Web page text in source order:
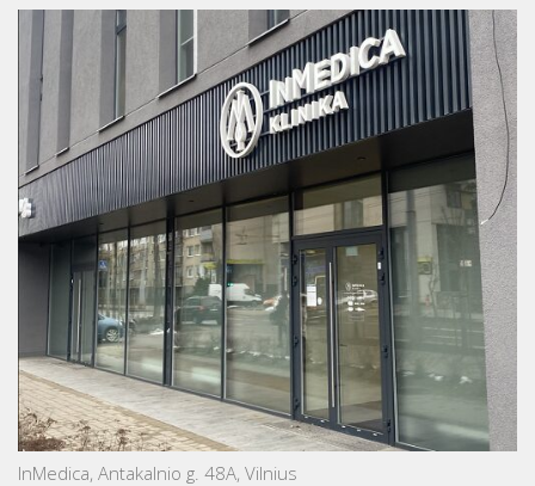
InMedica, Antakalnio g. 48A, Vilnius